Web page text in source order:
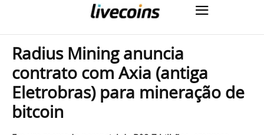
Radius Mining anuncia
contrato com Axia (antiga
Eletrobras) para mineração de
bitcoin